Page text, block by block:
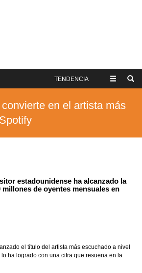
TENDENCIA
en el artista más
estadounidense ha alcanzado la
de oyentes mensuales en
el título del artista más escuchado a nivel
ha logrado con una cifra que resuena en la